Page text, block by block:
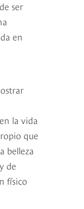
ser
en
la vida
que
belleza
de
físico